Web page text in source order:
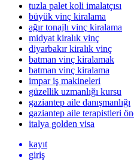
tuzla palet koli imalatçısı
büyük vinç kiralama
ağır tonajlı vinç kiralama
midyat kiralık vinç
diyarbakır kiralık vinç
batman vinç kiralamak
batman vinç kiralama
impar iş makineleri
güzellik uzmanlığı kursu
gaziantep aile danışmanlığı
gaziantep aile terapistleri
italya golden visa
kayıt
giriş